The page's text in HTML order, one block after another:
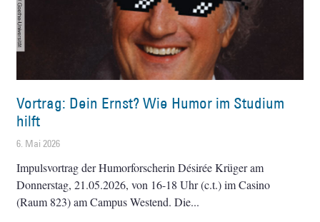
Vortrag: Dein Ernst? Wie Humor im Studium
hilft
6. Mai 2026
Impulsvortrag der Humorforscherin Désirée Krüger am
Donnerstag, 21.05.2026, von 16-18 Uhr (c.t.) im Casino
(Raum 823) am Campus Westend. Die